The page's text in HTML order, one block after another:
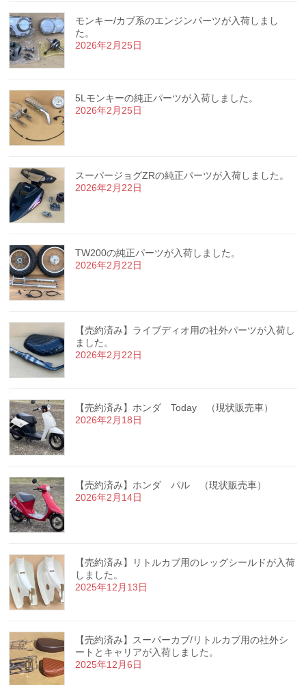
モンキー/カブ系のエンジンパーツが入荷しまし
た。
2026年2月25日
5Lモンキーの純正パーツが入荷しました。
2026年2月25日
スーパージョグZRの純正パーツが入荷しました。
2026年2月22日
TW200の純正パーツが入荷しました。
2026年2月22日
【売約済み】ライブディオ用の社外パーツが入荷し
ました。
2026年2月22日
【売約済み】ホンダ Today （現状販売車）
2026年2月18日
【売約済み】ホンダ パル （現状販売車）
2026年2月14日
【売約済み】リトルカブ用のレッグシールドが入荷
しました。
2025年12月13日
【売約済み】スーパーカブ/リトルカブ用の社外シ
ートとキャリアが入荷しました。
2025年12月6日